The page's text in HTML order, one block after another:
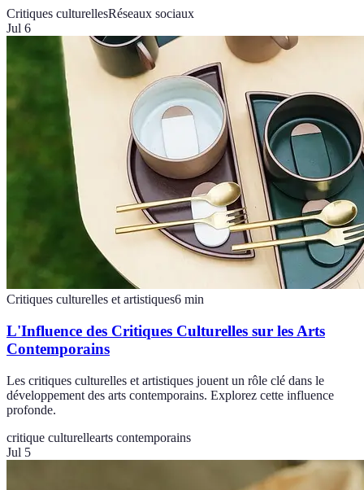
Critiques culturellesRéseaux sociaux
Jul 6
Critiques culturelles et artistiques6 min
L'Influence des Critiques Culturelles sur les Arts
Contemporains
Les critiques culturelles et artistiques jouent un rôle clé dans le
développement des arts contemporains. Explorez cette influence
profonde.
critique culturellearts contemporains
Jul 5